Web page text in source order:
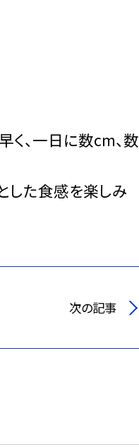
、一日に数cm、数
した食感を楽しみ
次の記事